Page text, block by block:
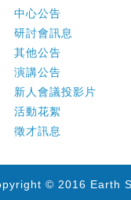
中心公告
研討會訊息
其他公告
演講公告
新人會議投影片
活動花絮
徵才訊息
© 2016 Earth